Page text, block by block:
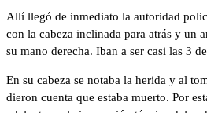
Allí llegó de inmediato la autoridad
con la cabeza inclinada para atrás y un
su mano derecha. Iban a ser casi las 3
En su cabeza se notaba la herida y al
dieron cuenta que estaba muerto. Por